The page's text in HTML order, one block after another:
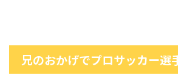
兄のおかげでプロサッカー選